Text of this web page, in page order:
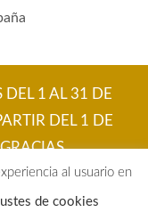
DEL 1 AL 31 DE
DEL 1 DE
al usuario en
de cookies